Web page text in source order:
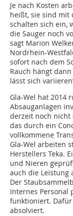
Je nach Kosten
heißt, sie sind mit
schalten sich ein,
die Sauger noch
sagt Marion
Nordrhein-
sofort nach dem
Rauch hängt
lässt sich
Gla-Wel hat 2014
Absauganlagen
derzeit noch nicht
das durch ein
vollkommene
Gla-Wel arbeiten
Herstellers Teka.
und Nieren
auch die Leistung
Der
Internes Personal
funktioniert.
absolviert.